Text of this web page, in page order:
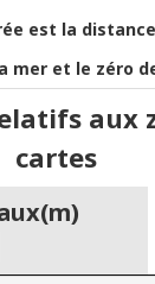
est la
mer et le zéro
aux
cartes